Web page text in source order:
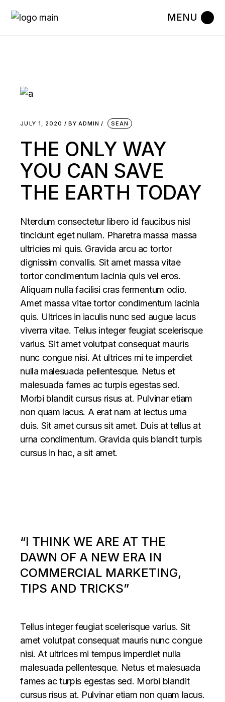
the
JULY 1, 2020 BY ADMIN SEAN
THE ONLY WAY
YOU CAN SAVE
THE EARTH TODAY
Nterdum consectetur libero id faucibus nisl
tincidunt eget nullam. Pharetra massa massa
ultricies mi quis. Gravida arcu ac tortor
dignissim convallis. Sit amet massa vitae
tortor condimentum lacinia quis vel eros.
Aliquam nulla facilisi cras fermentum odio.
Amet massa vitae tortor condimentum lacinia
quis. Ultrices in iaculis nunc sed augue lacus
viverra vitae. Tellus integer feugiat scelerisque
varius. Sit amet volutpat consequat mauris
nunc congue nisi. At ultrices mi te imperdiet
nulla malesuada pellentesque. Netus et
malesuada fames ac turpis egestas sed.
Morbi blandit cursus risus at. Pulvinar etiam
non quam lacus. A erat nam at lectus urna
duis. Sit amet cursus sit amet. Duis at tellus at
urna condimentum. Gravida quis blandit turpis
cursus in hac, a sit amet.
“I THINK WE ARE AT THE
DAWN OF A NEW ERA IN
COMMERCIAL MARKETING,
TIPS AND TRICKS”
Tellus integer feugiat scelerisque varius. Sit
amet volutpat consequat mauris nunc congue
nisi. At ultrices mi tempus imperdiet nulla
malesuada pellentesque. Netus et malesuada
fames ac turpis egestas sed. Morbi blandit
cursus risus at. Pulvinar etiam non quam lacus.